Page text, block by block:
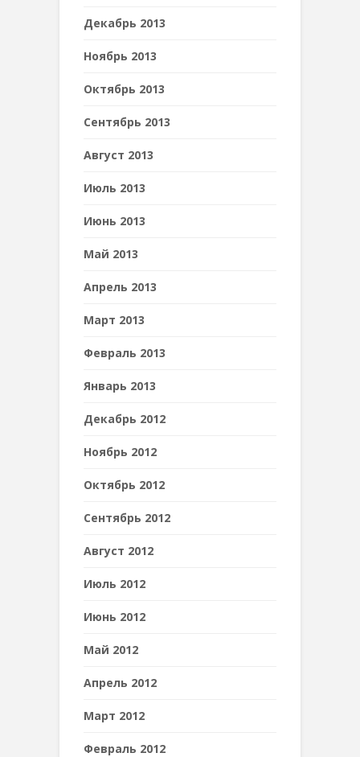
Декабрь 2013
Ноябрь 2013
Октябрь 2013
Сентябрь 2013
Август 2013
Июль 2013
Июнь 2013
Май 2013
Апрель 2013
Март 2013
Февраль 2013
Январь 2013
Декабрь 2012
Ноябрь 2012
Октябрь 2012
Сентябрь 2012
Август 2012
Июль 2012
Июнь 2012
Май 2012
Апрель 2012
Март 2012
Февраль 2012